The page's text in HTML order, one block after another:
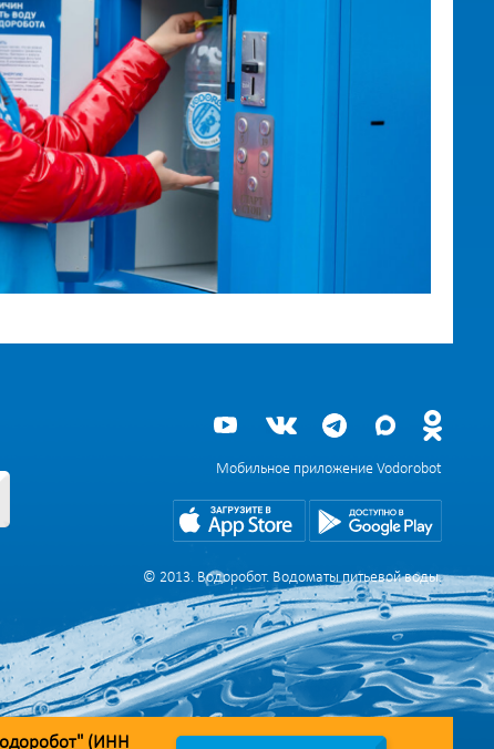
Мобильное приложение Vodorobot
© 2013. Водоробот. Водоматы питьевой воды.
(ИНН